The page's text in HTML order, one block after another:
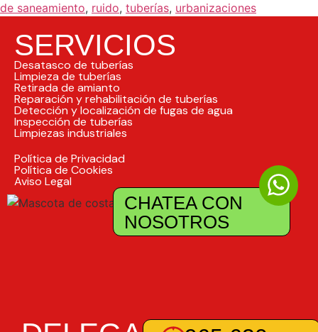
CHATEA CON
NOSOTROS
de saneamiento, ruido, tuberías, urbanizaciones
SERVICIOS
Desatasco de tuberías
Limpieza de tuberías
Retirada de amianto
Reparación y rehabilitación de tuberías
Detección y localización de fugas de agua
Inspección de tuberías
Limpiezas industriales
Política de Privacidad
Política de Cookies
Aviso Legal